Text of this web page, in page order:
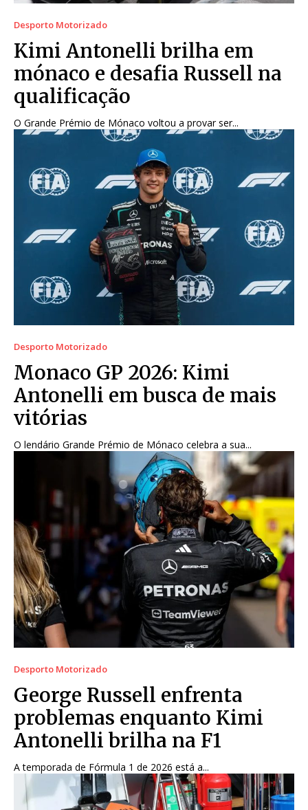
Desporto Motorizado
Kimi Antonelli brilha em
mónaco e desafia Russell na
qualificação
O Grande Prémio de Mónaco voltou a provar ser...
Desporto Motorizado
Monaco GP 2026: Kimi
Antonelli em busca de mais
vitórias
O lendário Grande Prémio de Mónaco celebra a sua...
Desporto Motorizado
George Russell enfrenta
problemas enquanto Kimi
Antonelli brilha na F1
A temporada de Fórmula 1 de 2026 está a...